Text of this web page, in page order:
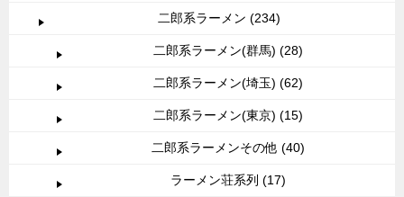
二郎系ラーメン (234)
二郎系ラーメン(群馬) (28)
二郎系ラーメン(埼玉) (62)
二郎系ラーメン(東京) (15)
二郎系ラーメンその他 (40)
ラーメン荘系列 (17)